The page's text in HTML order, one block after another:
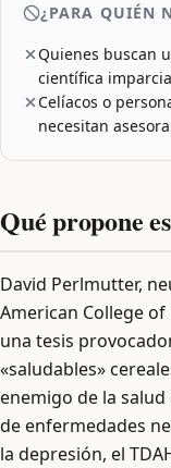
¿PARA QUIÉN
Quienes buscan
científica
Celíacos o
necesitan
Qué propone
David Perlmutter,
American College
una tesis
«saludables»
enemigo de la
de enfermedades
la depresión, el